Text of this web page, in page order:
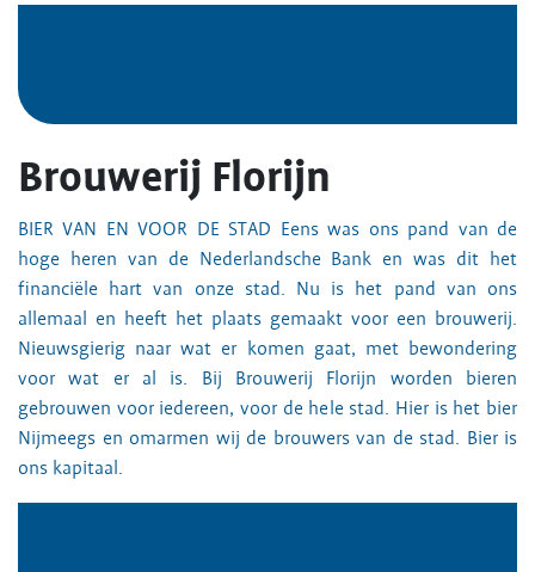
Brouwerij Florijn
BIER VAN EN VOOR DE STAD Eens was ons pand van de
hoge heren van de Nederlandsche Bank en was dit het
financiële hart van onze stad. Nu is het pand van ons
allemaal en heeft het plaats gemaakt voor een brouwerij.
Nieuwsgierig naar wat er komen gaat, met bewondering
voor wat er al is. Bij Brouwerij Florijn worden bieren
gebrouwen voor iedereen, voor de hele stad. Hier is het bier
Nijmeegs en omarmen wij de brouwers van de stad. Bier is
ons kapitaal.